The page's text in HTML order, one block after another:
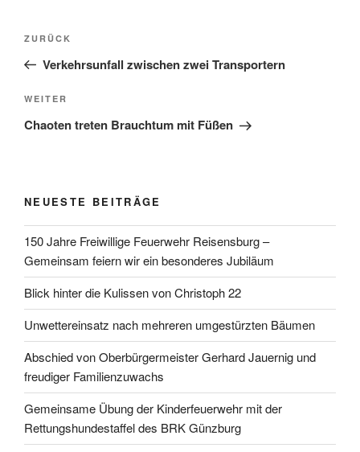
Beitragsnavigation
Vorheriger
Beitrag
ZURÜCK
Verkehrsunfall zwischen zwei Transportern
Nächster
Beitrag
WEITER
Chaoten treten Brauchtum mit Füßen
NEUESTE BEITRÄGE
150 Jahre Freiwillige Feuerwehr Reisensburg –
Gemeinsam feiern wir ein besonderes Jubiläum
Blick hinter die Kulissen von Christoph 22
Unwettereinsatz nach mehreren umgestürzten Bäumen
Abschied von Oberbürgermeister Gerhard Jauernig und
freudiger Familienzuwachs
Gemeinsame Übung der Kinderfeuerwehr mit der
Rettungshundestaffel des BRK Günzburg